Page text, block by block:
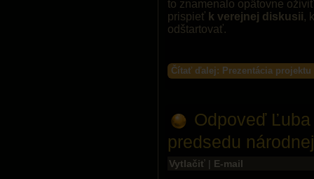
to znamenalo opätovne
prispieť k verejnej diskusii,
odštartovať.
Čítať ďalej: Prezentácia
Odpoveď
predsedu
Vytlačiť | E-mail